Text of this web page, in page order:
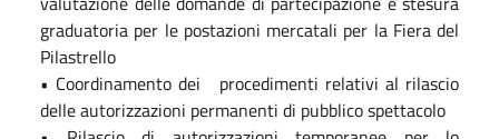
graduatoria per le postazioni mercatali per la Fiera del
Pilastrello
• Coordinamento dei procedimenti relativi al rilascio
delle autorizzazioni permanenti di pubblico spettacolo